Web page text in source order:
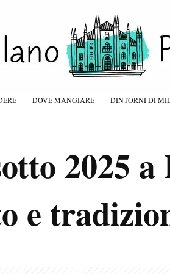
DOVE MANGIARE DINTORNI DI
2025
e